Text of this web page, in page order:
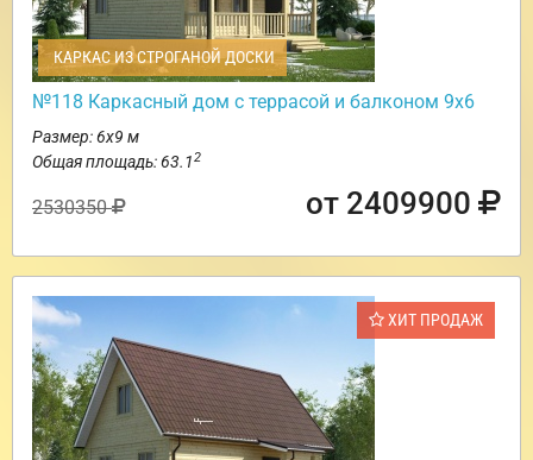
КАРКАС ИЗ СТРОГАНОЙ ДОСКИ
№118 Каркасный дом с террасой и балконом 9х6
Размер: 6х9 м
Общая площадь: 63.12
2530350 от 2409900
ХИТ ПРОДАЖ